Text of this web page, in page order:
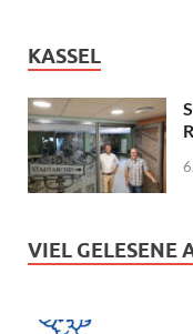
KASSEL
VIEL GELESENE